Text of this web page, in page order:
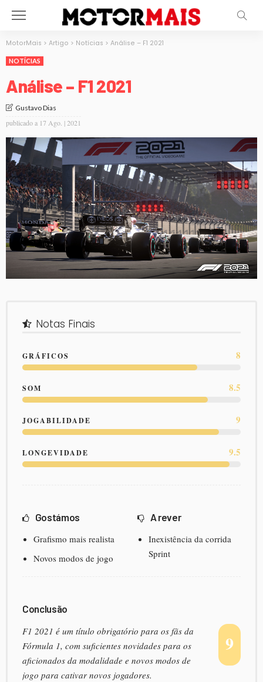
MotorMais > Artigo > Notícias > Análise – F1 2021
NOTÍCIAS
Análise – F1 2021
Gustavo Dias
publicado a 17 Ago. | 2021
Notas Finais
GRÁFICOS 8
SOM 8.5
JOGABILIDADE 9
LONGEVIDADE 9.5
Gostámos
Grafismo mais realista
Novos modos de jogo
A rever
Inexistência da corrida
Sprint
Conclusão
9
F1 2021 é um título obrigatório para os fãs da
Fórmula 1, com suficientes novidades para os
aficionados da modalidade e novos modos de
jogo para cativar novos jogadores.